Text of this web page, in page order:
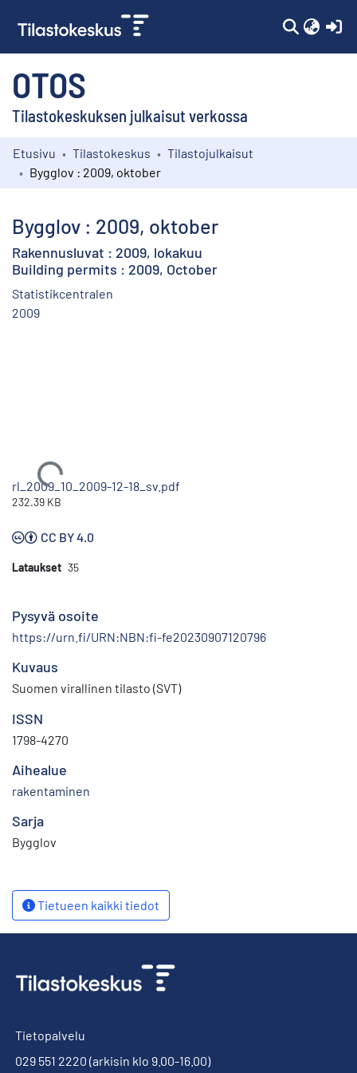
OTOS
Tilastokeskuksen julkaisut verkossa
Kokoelmat
Etusivu Tilastokeskus
Tilastojulkaisut
Bygglov : 2009, oktober
Bygglov : 2009, oktober
Rakennusluvat : 2009, lokakuu
Building permits : 2009, October
Statistikcentralen
2009
Ladataan...
rl_2009_10_2009-12-18_sv.pdf
232.39 KB
CC BY 4.0
Lataukset 35
Pysyvä osoite
https://urn.fi/URN:NBN:fi-fe20230907120796
Kuvaus
Suomen virallinen tilasto (SVT)
ISSN
1798-4270
Aihealue
rakentaminen
Sarja
Bygglov
Tietueen kaikki tiedot
Tietopalvelu
029 551 2220 (arkisin klo 9.00-16.00)